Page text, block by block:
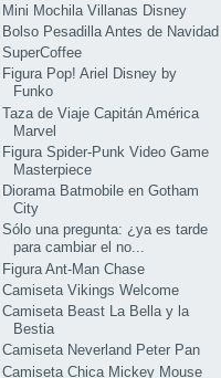
Mini Mochila Villanas Disney
Bolso Pesadilla Antes de Navidad
SuperCoffee
Figura Pop! Ariel Disney by
Funko
Taza de Viaje Capitán América
Marvel
Figura Spider-Punk Video Game
Masterpiece
Diorama Batmobile en Gotham
City
Sólo una pregunta: ¿ya es tarde
para cambiar el no...
Figura Ant-Man Chase
Camiseta Vikings Welcome
Camiseta Beast La Bella y la
Bestia
Camiseta Neverland Peter Pan
Camiseta Chica Mickey Mouse